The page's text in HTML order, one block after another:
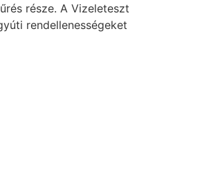
része. A Vizeleteszt
rendellenességeket